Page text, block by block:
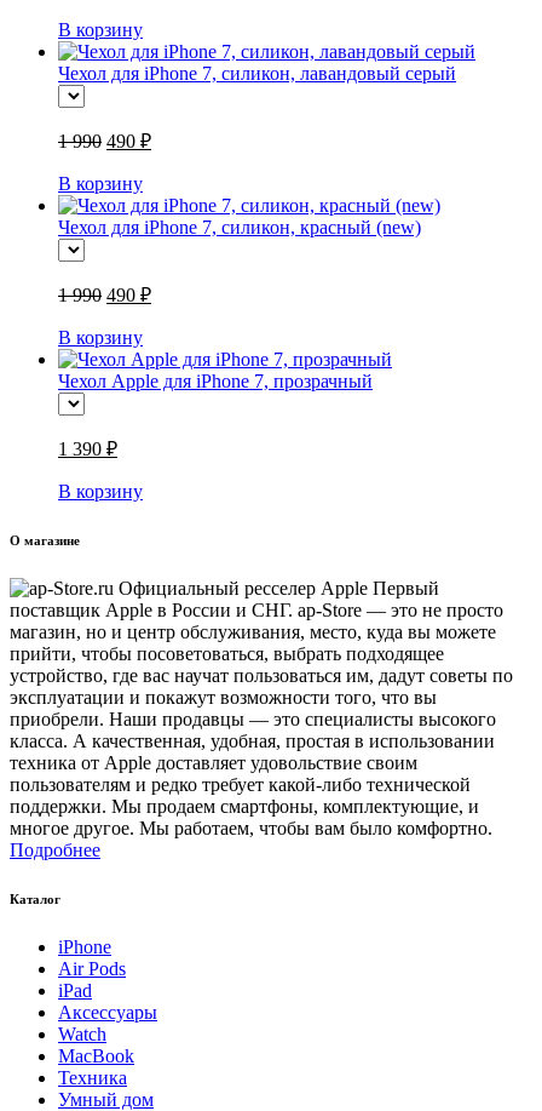
В корзину
Чехол для iPhone 7, силикон, лавандовый серый
1 990 490 ₽
В корзину
Чехол для iPhone 7, силикон, красный (new)
1 990 490 ₽
В корзину
Чехол Apple для iPhone 7, прозрачный
1 390 ₽
В корзину
О магазине
Первый
поставщик Apple в России и СНГ. ap-Store — это не просто
магазин, но и центр обслуживания, место, куда вы можете
прийти, чтобы посоветоваться, выбрать подходящее
устройство, где вас научат пользоваться им, дадут советы по
эксплуатации и покажут возможности того, что вы
приобрели. Наши продавцы — это специалисты высокого
класса. А качественная, удобная, простая в использовании
техника от Apple доставляет удовольствие своим
пользователям и редко требует какой-либо технической
поддержки. Мы продаем смартфоны, комплектующие, и
многое другое. Мы работаем, чтобы вам было комфортно.
Подробнее
Каталог
iPhone
Air Pods
iPad
Аксессуары
Watch
MacBook
Техника
Умный дом